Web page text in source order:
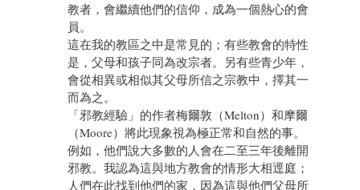
教者，會繼續他們的信仰，成為一個熱心的會
員。
這在我的教區之中是常見的；有些教會的特性
是，父母和孩子同為改宗者。另有些青少年，
會從相異或相似其父母所信之宗教中，擇其一
而為之。
「邪教經驗」的作者梅爾敦（Melton）和摩爾
（Moore）將此現象視為極正常和自然的事。
例如，他們說大多數的人會在二至三年後離開
邪教。我認為這與地方教會的情形大相逕庭；
人們在此找到他們的家，因為這與他們父母所